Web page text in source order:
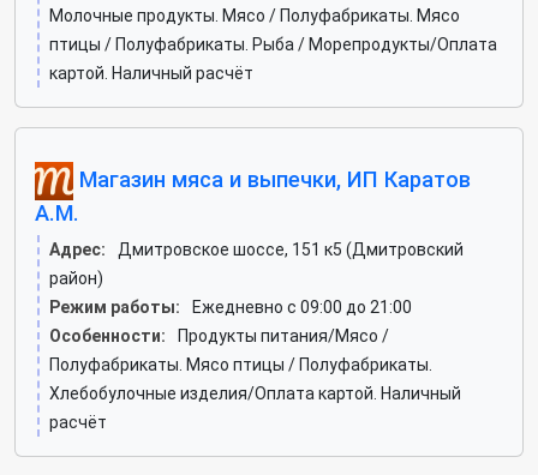
Молочные продукты. Мясо / Полуфабрикаты. Мясо
птицы / Полуфабрикаты. Рыба / Морепродукты/Оплата
картой. Наличный расчёт
Магазин мяса и выпечки, ИП Каратов
А.М.
Адрес:
Дмитровское шоссе, 151 к5 (Дмитровский
район)
Режим работы:
Ежедневно с 09:00 до 21:00
Особенности:
Продукты питания/Мясо /
Полуфабрикаты. Мясо птицы / Полуфабрикаты.
Хлебобулочные изделия/Оплата картой. Наличный
расчёт